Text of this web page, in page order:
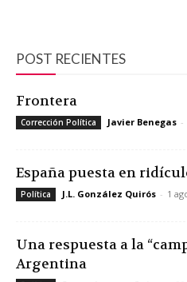
POST RECIENTES
Frontera
Corrección Política Javier Benegas -
España puesta en
Política J.L. González Quirós - 1
Una respuesta a la
Argentina